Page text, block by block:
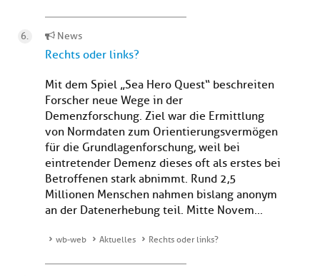
News
Rechts oder links?
Mit dem Spiel „Sea Hero Quest“ beschreiten
Forscher neue Wege in der
Demenzforschung. Ziel war die Ermittlung
von Normdaten zum Orientierungsvermögen
für die Grundlagenforschung, weil bei
eintretender Demenz dieses oft als erstes bei
Betroffenen stark abnimmt. Rund 2,5
Millionen Menschen nahmen bislang anonym
an der Datenerhebung teil. Mitte Novem...
wb-web Aktuelles Rechts oder links?